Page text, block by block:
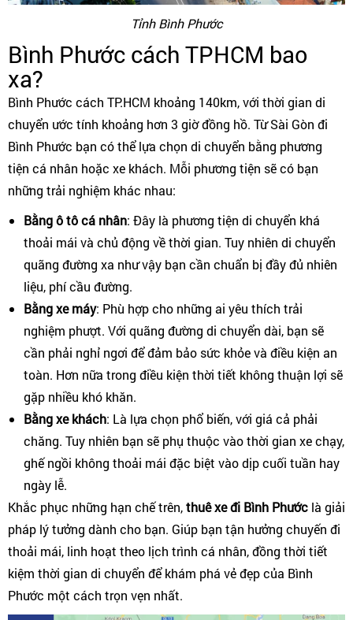
Tỉnh Bình Phước
Bình Phước cách TPHCM bao
xa?
Bình Phước cách TP.HCM khoảng 140km, với thời gian di
chuyển ước tính khoảng hơn 3 giờ đồng hồ. Từ Sài Gòn đi
Bình Phước bạn có thể lựa chọn di chuyển bằng phương
tiện cá nhân hoặc xe khách. Mỗi phương tiện sẽ có bạn
những trải nghiệm khác nhau:
Bằng ô tô cá nhân: Đây là phương tiện di chuyển khá
thoải mái và chủ động về thời gian. Tuy nhiên di chuyển
quãng đường xa như vậy bạn cần chuẩn bị đầy đủ nhiên
liệu, phí cầu đường.
Bằng xe máy: Phù hợp cho những ai yêu thích trải
nghiệm phượt. Với quãng đường di chuyển dài, bạn sẽ
cần phải nghỉ ngơi để đảm bảo sức khỏe và điều kiện an
toàn. Hơn nữa trong điều kiện thời tiết không thuận lợi sẽ
gặp nhiều khó khăn.
Bằng xe khách: Là lựa chọn phổ biến, với giá cả phải
chăng. Tuy nhiên bạn sẽ phụ thuộc vào thời gian xe chạy,
ghế ngồi không thoải mái đặc biệt vào dịp cuối tuần hay
ngày lễ.
Khắc phục những hạn chế trên,thuê xe đi Bình Phước là giải
pháp lý tưởng dành cho bạn. Giúp bạn tận hưởng chuyến đi
thoải mái, linh hoạt theo lịch trình cá nhân, đồng thời tiết
kiệm thời gian di chuyển để khám phá vẻ đẹp của Bình
Phước một cách trọn vẹn nhất.